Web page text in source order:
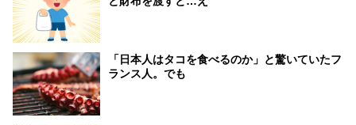
「日本人はタコを食べるのか」と驚いていたフ
ランス人。でも